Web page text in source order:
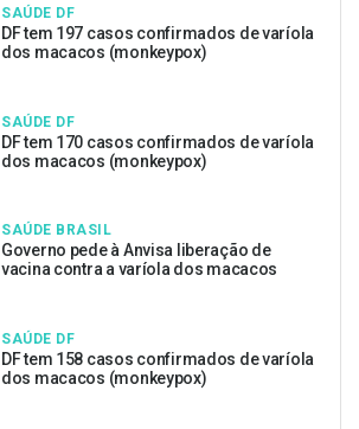
SAÚDE DF
DF tem 197 casos confirmados de varíola
dos macacos (monkeypox)
SAÚDE DF
DF tem 170 casos confirmados de varíola
dos macacos (monkeypox)
SAÚDE BRASIL
Governo pede à Anvisa liberação de
vacina contra a varíola dos macacos
SAÚDE DF
DF tem 158 casos confirmados de varíola
dos macacos (monkeypox)